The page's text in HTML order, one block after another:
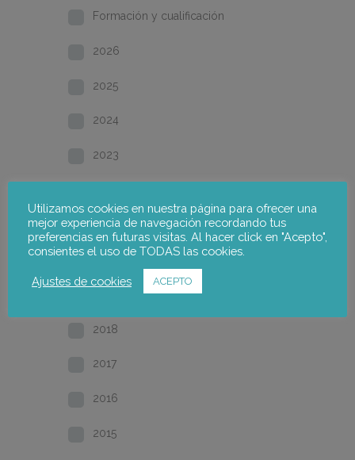
Formación y cualificación
2026
2025
2024
2023
2021
2020
2018
2017
2016
2015
Utilizamos cookies en nuestra página para ofrecer una
mejor experiencia de navegación recordando tus
preferencias en futuras visitas. Al hacer click en "Acepto",
consientes el uso de TODAS las cookies.
Ajustes de cookies ACEPTO